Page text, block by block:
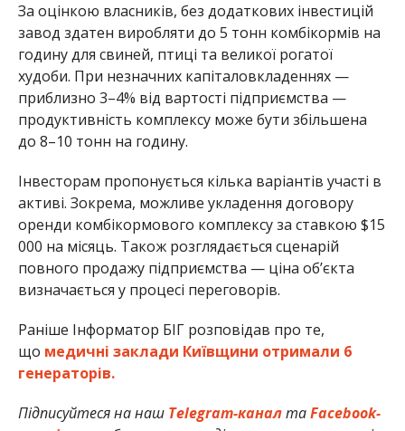
За оцінкою власників, без додаткових інвестицій
завод здатен виробляти до 5 тонн комбікормів на
годину для свиней, птиці та великої рогатої
худоби. При незначних капіталовкладеннях —
приблизно 3–4% від вартості підприємства —
продуктивність комплексу може бути збільшена
до 8–10 тонн на годину.
Інвесторам пропонується кілька варіантів участі в
активі. Зокрема, можливе укладення договору
оренди комбікормового комплексу за ставкою $15
000 на місяць. Також розглядається сценарій
повного продажу підприємства — ціна об’єкта
визначається у процесі переговорів.
Раніше Інформатор БІГ розповідав про те,
що медичні заклади Київщини отримали 6
генераторів.
Підписуйтеся на наш Telegram-каналтаFacebook-